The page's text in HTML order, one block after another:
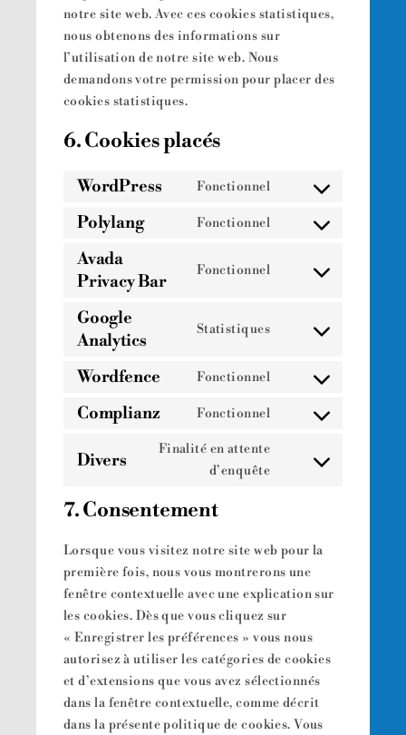
notre site web. Avec ces cookies statistiques,
nous obtenons des informations sur
l’utilisation de notre site web. Nous
demandons votre permission pour placer des
cookies statistiques.
6. Cookies placés
WordPress Fonctionnel
Consent
Polylang Fonctionnel
Consent
service
Avada
Privacy Bar
Fonctionnel
Consent
service
Google
Analytics
Statistiques
Consent
service
analytics
Wordfence Fonctionnel
Consent
Complianz Fonctionnel
Consent
service
Divers
Finalité en attente
d’enquête
Consent
7. Consentement
Lorsque vous visitez notre site web pour la
première fois, nous vous montrerons une
fenêtre contextuelle avec une explication sur
les cookies. Dès que vous cliquez sur
« Enregistrer les préférences » vous nous
autorisez à utiliser les catégories de cookies
et d’extensions que vous avez sélectionnés
dans la fenêtre contextuelle, comme décrit
dans la présente politique de cookies. Vous